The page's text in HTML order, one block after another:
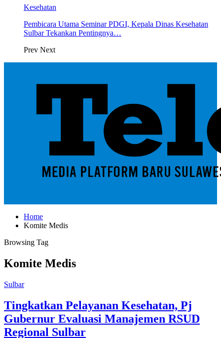
Kesehatan
Pembicara Utama Seminar PDGI, Kepala Dinas Kesehatan
Sulbar Tekankan Pentingnya…
Prev Next
Home
Komite Medis
Browsing Tag
Komite Medis
Sulbar
Tingkatkan Pelayanan Kesehatan, Pj
Gubernur Evaluasi Manajemen RSUD
Regional Sulbar